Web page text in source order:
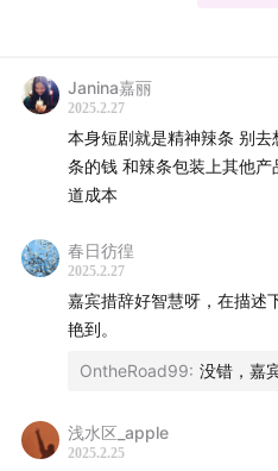
用户日均消费87分钟，这场席
何方？
短剧用户画像是否存在认知
备商业想象力？“龙王归来”式
点？品牌定制短剧是流量密码
步碾压付费模式，更多年轻
将催生哪些新物种？
从《我在80年代当后妈》引
间，寻找内容消费革命的底层
则成为短剧行业铁律，这场数
Janina嘉丽
2025.2.27
本身短剧就是精神辣条 别
条的钱 和辣条包装上其他
道成本
春日彷徨
2025.2.27
嘉宾措辞好智慧呀，在描述
艳到。
OntheRoad99: 没错，嘉
浅水区_apple
2025.2.25